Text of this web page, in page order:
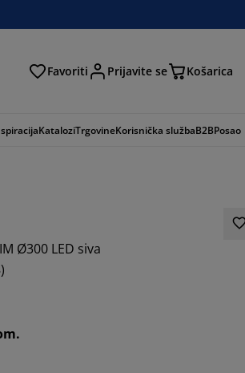
Favoriti Prijavite se Košarica
KataloziTrgovineKorisnička službaB2BPosao
Ø300 LED siva
)